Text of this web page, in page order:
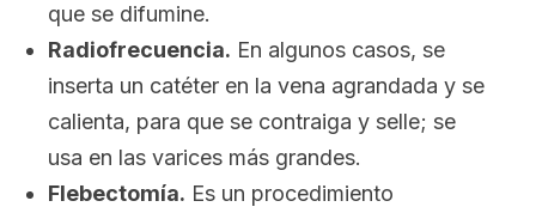
que se difumine.
Radiofrecuencia. En algunos casos, se
inserta un catéter en la vena agrandada y se
calienta, para que se contraiga y selle; se
usa en las varices más grandes.
Flebectomía. Es un procedimiento